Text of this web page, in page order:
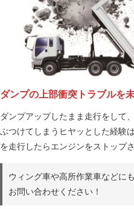
ダンプの上部衝突トラブルを
ダンプアップしたまま走行をして
ぶつけてしまうヒヤッとした経験
を走行したらエンジンをストップ
ウィング車や高所作業車などに
お問い合わせください！